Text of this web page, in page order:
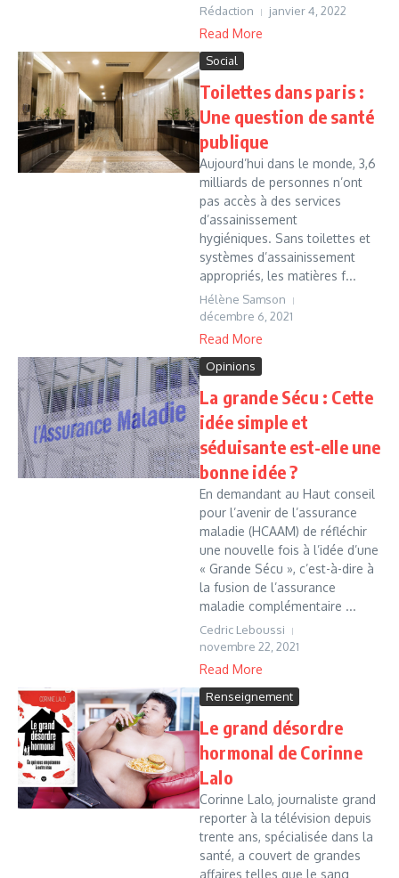
Rédaction janvier 4, 2022
Read More
Social
Toilettes dans paris :
Une question de santé
publique
Aujourd’hui dans le monde, 3,6
milliards de personnes n’ont
pas accès à des services
d’assainissement
hygiéniques. Sans toilettes et
systèmes d’assainissement
appropriés, les matières f...
Hélène Samson
décembre 6, 2021
Read More
Opinions
La grande Sécu : Cette
idée simple et
séduisante est-elle une
bonne idée ?
En demandant au Haut conseil
pour l’avenir de l’assurance
maladie (HCAAM) de réfléchir
une nouvelle fois à l’idée d’une
« Grande Sécu », c’est-à-dire à
la fusion de l’assurance
maladie complémentaire ...
Cedric Leboussi
novembre 22, 2021
Read More
Renseignement
Le grand désordre
hormonal de Corinne
Lalo
Corinne Lalo, journaliste grand
reporter à la télévision depuis
trente ans, spécialisée dans la
santé, a couvert de grandes
affaires telles que le sang